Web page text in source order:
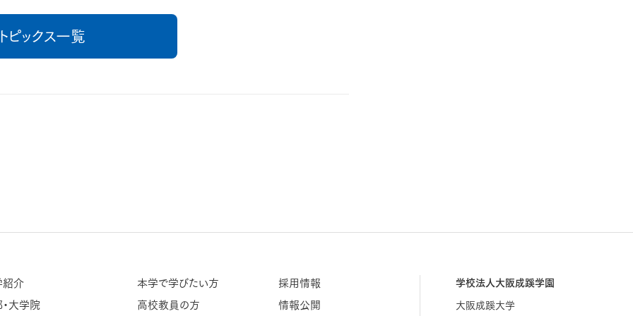
ピックス一覧
紹介
大学院
本学で学びたい方
高校教員の方
採用情報
情報公開
学校法人大阪成蹊学園
大阪成蹊大学